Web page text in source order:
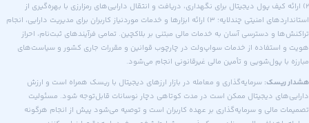
۲) ارائه کیف پول دیجیتال برای نگهداری، دریافت و انتقال دارایی‌های رمزارزی با بهره‌گیری از
استانداردهای امنیتی چندلایه؛ ۳) ارائه ابزارها و خدمات موردنیاز کاربران برای مدیریت دارایی، انجام
تراکنش‌ها و دسترسی آسان به خدمات مالی مبتنی بر بلاکچین. تمامی فرآیندهای ثبت‌نام، احراز
هویت و استفاده از خدمات سواپ‌ولت در چارچوب قوانین و مقررات جاری کشور و سیاست‌های
مبارزه با پول‌شویی و تأمین مالی غیرقانونی انجام می‌شود.
هشدار ریسک: سرمایه‌گذاری و معامله در بازار ارزهای دیجیتال با ریسک همراه است و ارزش
دارایی‌های دیجیتال ممکن است در مدت کوتاهی دچار نوسانات قابل‌توجه شود. مسئولیت
تصمیمات مالی و سرمایه‌گذاری بر عهده کاربران است و توصیه می‌شود پیش از انجام هرگونه